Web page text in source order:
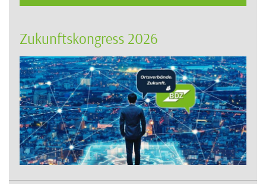
Zukunftskongress 2026